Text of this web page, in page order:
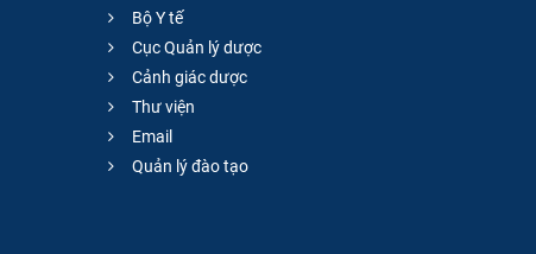
Bộ Y tế
Cục Quản lý dược
Cảnh giác dược
Thư viện
Email
Quản lý đào tạo